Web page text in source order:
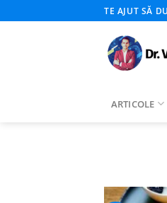
to
TE AJUT SĂ
ARTICOLE